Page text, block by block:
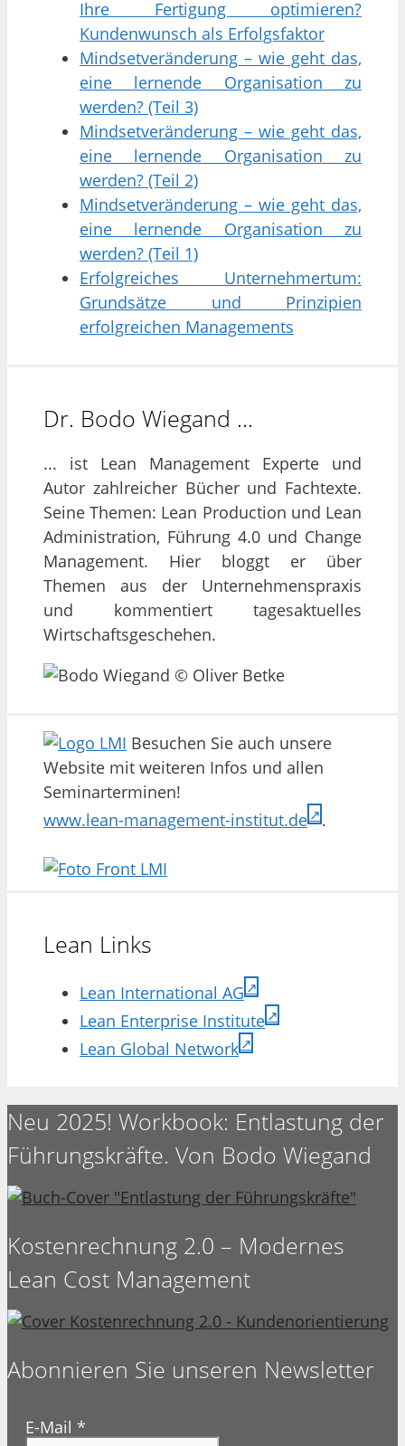
Ihre Fertigung optimieren?
Kundenwunsch als Erfolgsfaktor
Mindsetveränderung – wie geht das,
eine lernende Organisation zu
werden? (Teil 3)
Mindsetveränderung – wie geht das,
eine lernende Organisation zu
werden? (Teil 2)
Mindsetveränderung – wie geht das,
eine lernende Organisation zu
werden? (Teil 1)
Erfolgreiches Unternehmertum:
Grundsätze und Prinzipien
erfolgreichen Managements
Dr. Bodo Wiegand …
... ist Lean Management Experte und
Autor zahlreicher Bücher und Fachtexte.
Seine Themen: Lean Production und Lean
Administration, Führung 4.0 und Change
Management. Hier bloggt er über
Themen aus der Unternehmenspraxis
und kommentiert tagesaktuelles
Wirtschaftsgeschehen.
Besuchen Sie auch unsere
Website mit weiteren Infos und allen
Seminarterminen!
www.lean-management-institut.de
.
Lean Links
Lean International AG
Lean Enterprise Institute
Lean Global Network
Neu 2025! Workbook: Entlastung der
Führungskräfte. Von Bodo Wiegand
Kostenrechnung 2.0 – Modernes
Lean Cost Management
Abonnieren Sie unseren Newsletter
E-Mail *